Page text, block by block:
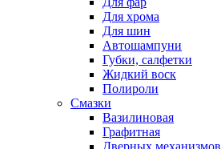
Для хрома
Для шин
Автошампуни
Губки, салфетки
Жидкий воск
Полироли
Смазки
Вазилиновая
Графитная
Дверных механизмов